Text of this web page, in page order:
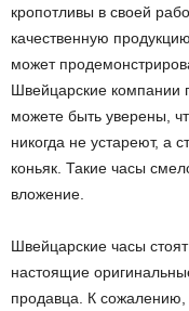
кропотливы в своей
качественную
может
Швейцарские компании
можете быть уверены,
никогда не устареют, а
коньяк. Такие часы
вложение.
Швейцарские часы
настоящие
продавца. К сожалению,